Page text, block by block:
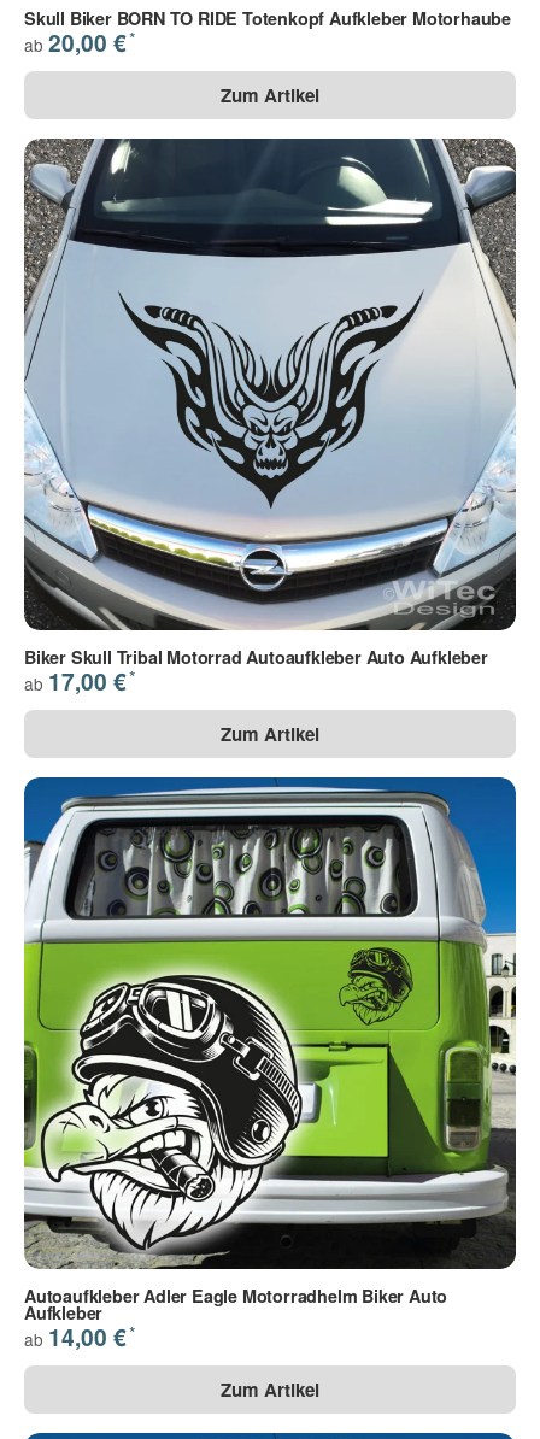
Skull Biker BORN TO RIDE Totenkopf Aufkleber Motorhaube
ab 20,00 €*
Zum Artikel
Biker Skull Tribal Motorrad Autoaufkleber Auto Aufkleber
ab 17,00 €*
Zum Artikel
Autoaufkleber Adler Eagle Motorradhelm Biker Auto
Aufkleber
ab 14,00 €*
Zum Artikel